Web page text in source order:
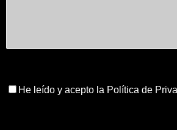
He leído y acepto la Política de